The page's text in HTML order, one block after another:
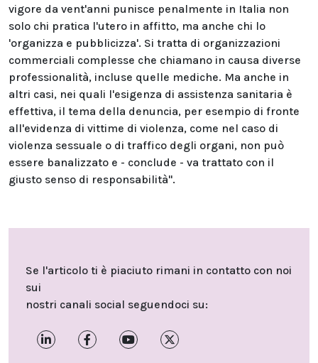
vigore da vent'anni punisce penalmente in Italia non
solo chi pratica l'utero in affitto, ma anche chi lo
'organizza e pubblicizza'. Si tratta di organizzazioni
commerciali complesse che chiamano in causa diverse
professionalità, incluse quelle mediche. Ma anche in
altri casi, nei quali l'esigenza di assistenza sanitaria è
effettiva, il tema della denuncia, per esempio di fronte
all'evidenza di vittime di violenza, come nel caso di
violenza sessuale o di traffico degli organi, non può
essere banalizzato e - conclude - va trattato con il
giusto senso di responsabilità".
Se l'articolo ti è piaciuto rimani in contatto con noi
sui
nostri canali social seguendoci su: